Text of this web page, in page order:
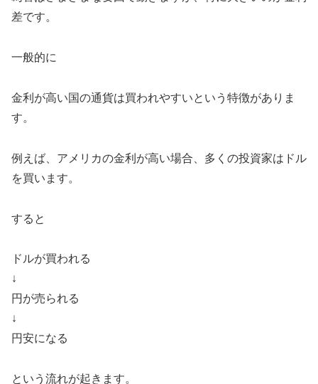
差です。
一般的に
金利が高い国の通貨は買われやすいという特徴がありま
す。
例えば、アメリカの金利が高い場合、多くの投資家はドル
を買います。
すると
ドルが買われる
↓
円が売られる
↓
円安になる
という流れが起きます。